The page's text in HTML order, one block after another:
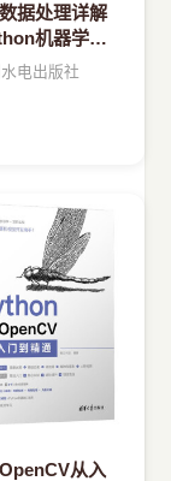
据处理详解
机器学习
学中的高性能
电出版社
从入